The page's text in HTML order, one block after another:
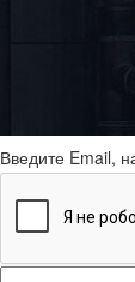
отправит вам
Введите Email,